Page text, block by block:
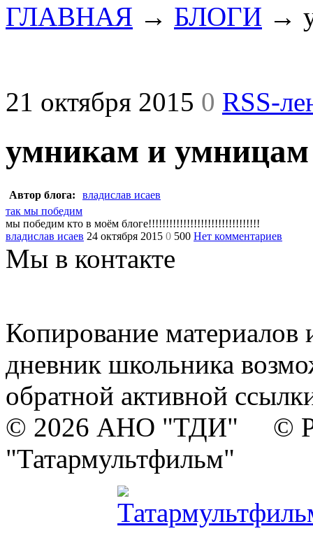
ГЛАВНАЯ → БЛОГИ →
21 октября 2015 0 RSS-
умникам и умницам
Автор блога:
владислав исаев
так мы победим
мы победим кто в моём блоге!!!!!!!!!!!!!!!!!!!!!!!!!!!!!!!!
владислав исаев 24 октября 2015 0 500 Нет комментариев
Мы в контакте
Копирование материалов
дневник школьника
обратной активной
© 2026 АНО "ТДИ" ©
"Татармультфильм"